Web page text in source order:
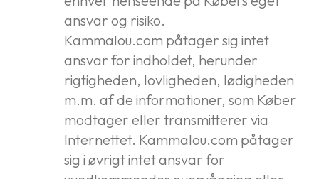
ansvar og risiko.
Kammalou.com påtager sig intet
ansvar for indholdet, herunder
rigtigheden, lovligheden, lødigheden
m.m. af de informationer, som Køber
modtager eller transmitterer via
Internettet. Kammalou.com påtager
sig i øvrigt intet ansvar for